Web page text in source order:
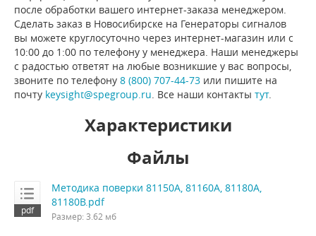
после обработки вашего интернет-заказа менеджером.
Сделать заказ в Новосибирске на Генераторы сигналов
вы можете круглосуточно через интернет-магазин или с
10:00 до 1:00 по телефону у менеджера. Наши менеджеры
с радостью ответят на любые возникшие у вас вопросы,
звоните по телефону 8 (800) 707-44-73 или пишите на
почту keysight@spegroup.ru . Все наши контакты тут.
Характеристики
Файлы
Методика поверки 81150A, 81160A, 81180A,
81180B.pdf
Размер: 3.62 мб